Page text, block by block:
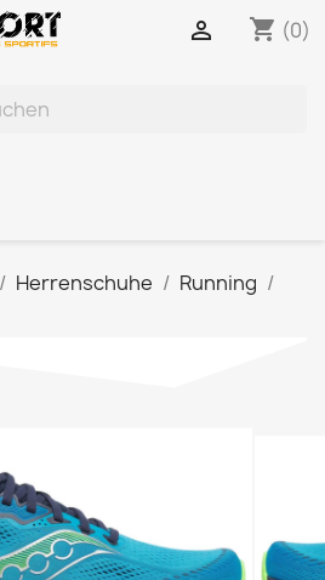
shopping_cart (0)

Herrenschuhe
Running